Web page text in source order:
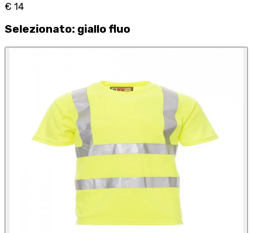
€ 14
Selezionato: giallo fluo